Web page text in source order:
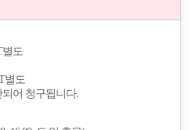
별도
별도
어 청구됩니다.